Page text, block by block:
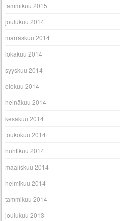
tammikuu 2015
joulukuu 2014
marraskuu 2014
lokakuu 2014
syyskuu 2014
elokuu 2014
heinäkuu 2014
kesäkuu 2014
toukokuu 2014
huhtikuu 2014
maaliskuu 2014
helmikuu 2014
tammikuu 2014
joulukuu 2013